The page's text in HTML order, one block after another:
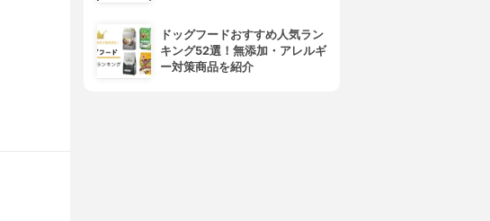
ドッグフードおすすめ人気ラン
キング52選！無添加・アレルギ
ー対策商品を紹介